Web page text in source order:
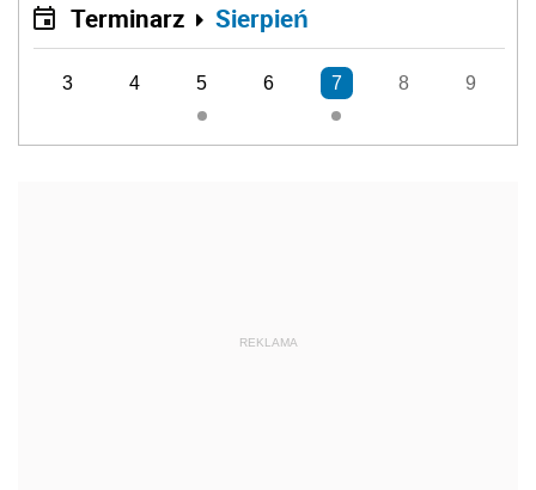
Terminarz Sierpień
3 4 5 6 7 8 9
REKLAMA